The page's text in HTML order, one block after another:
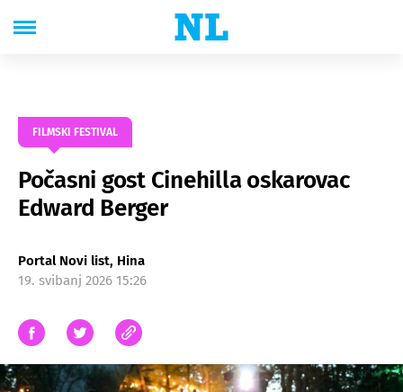
FILMSKI FESTIVAL
Počasni gost Cinehilla oskarovac
Edward Berger
Portal Novi list, Hina
19. svibanj 2026 15:26